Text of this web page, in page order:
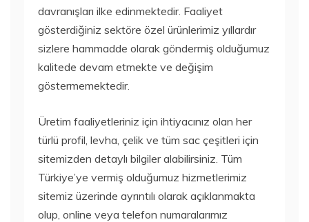
davranışları ilke edinmektedir. Faaliyet
gösterdiğiniz sektöre özel ürünlerimiz yıllardır
sizlere hammadde olarak göndermiş olduğumuz
kalitede devam etmekte ve değişim
göstermemektedir.
Üretim faaliyetleriniz için ihtiyacınız olan her
türlü profil, levha, çelik ve tüm sac çeşitleri için
sitemizden detaylı bilgiler alabilirsiniz. Tüm
Türkiye’ye vermiş olduğumuz hizmetlerimiz
sitemiz üzerinde ayrıntılı olarak açıklanmakta
olup, online veya telefon numaralarımız